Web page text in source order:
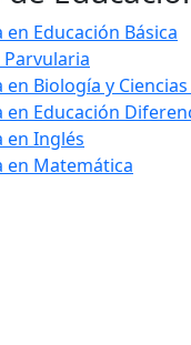
en Educación Básica
en Biología y
en Educación
en Inglés
en Matemática